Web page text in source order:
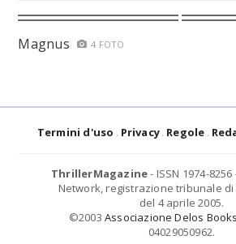
Magnus 4 FOTO
Termini d'uso Privacy Regole
ThrillerMagazine- ISSN 1974-
Network, registrazione tribunale di
del 4 aprile 2005.
©2003 Associazione Delos Books
04029050962.